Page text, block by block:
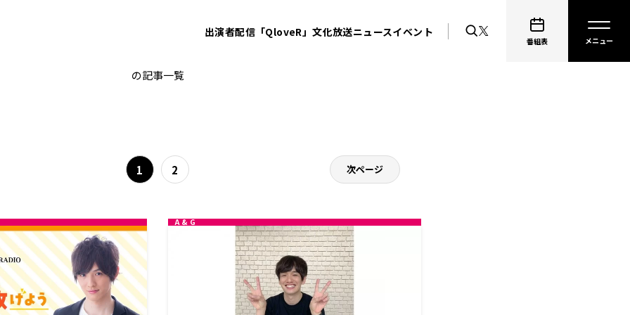
出演者配信「QloveR」文化放送ニュースイベント
番組表
MAN TWO MONTH RADIO
の記事一覧
1 2 次ページ